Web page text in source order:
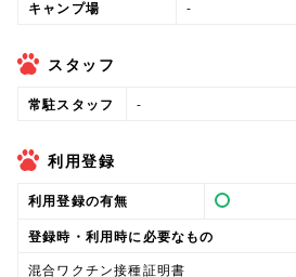
キャンプ場 -
スタッフ
常駐スタッフ -
利用登録
利用登録の有無
登録時・利用時に必要なもの
混合ワクチン接種証明書